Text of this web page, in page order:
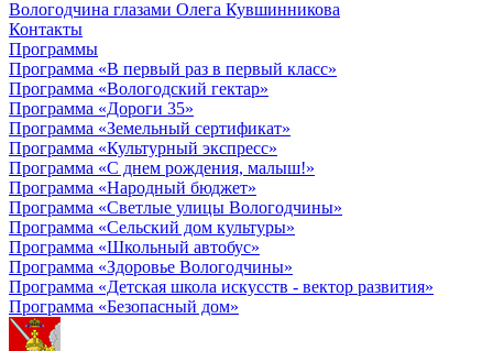
Вологодчина глазами Олега Кувшинникова
Контакты
Программы
Программа «В первый раз в первый класс»
Программа «Вологодский гектар»
Программа «Дороги 35»
Программа «Земельный сертификат»
Программа «Культурный экспресс»
Программа «С днем рождения, малыш!»
Программа «Народный бюджет»
Программа «Светлые улицы Вологодчины»
Программа «Сельский дом культуры»
Программа «Школьный автобус»
Программа «Здоровье Вологодчины»
Программа «Детская школа искусств - вектор развития»
Программа «Безопасный дом»